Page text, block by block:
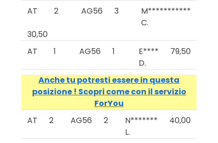
AT
2 AG56 3
M***********
C.
30,50
AT
1 AG56 1
E****
D.
79,50
Anche tu potresti essere in questa
posizione ! Scopri come con il servizio
ForYou
AT
2 AG56 2
N*******
L.
40,00